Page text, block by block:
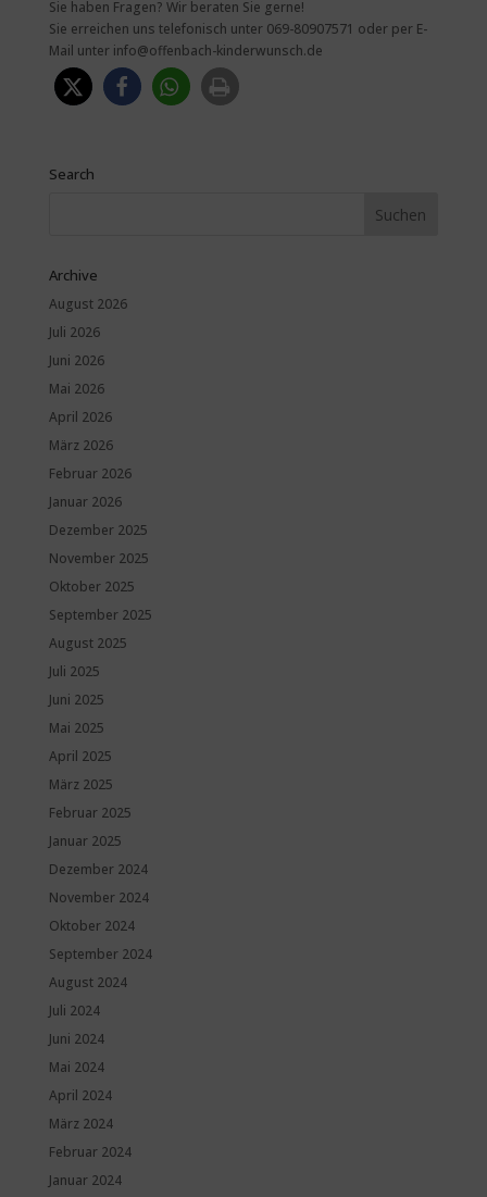
Sie haben Fragen? Wir beraten Sie gerne!
Sie erreichen uns telefonisch unter 069-80907571 oder per E-
Mail unter info@offenbach-kinderwunsch.de
Search
Archive
August 2026
Juli 2026
Juni 2026
Mai 2026
April 2026
März 2026
Februar 2026
Januar 2026
Dezember 2025
November 2025
Oktober 2025
September 2025
August 2025
Juli 2025
Juni 2025
Mai 2025
April 2025
März 2025
Februar 2025
Januar 2025
Dezember 2024
November 2024
Oktober 2024
September 2024
August 2024
Juli 2024
Juni 2024
Mai 2024
April 2024
März 2024
Februar 2024
Januar 2024